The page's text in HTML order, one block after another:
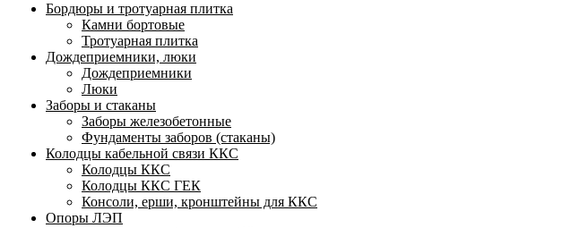
Бордюры и тротуарная плитка
Камни бортовые
Тротуарная плитка
Дождеприемники, люки
Дождеприемники
Люки
Заборы и стаканы
Заборы железобетонные
Фундаменты заборов (стаканы)
Колодцы кабельной связи ККС
Колодцы ККС
Колодцы ККС ГЕК
Консоли, ерши, кронштейны для ККС
Опоры ЛЭП